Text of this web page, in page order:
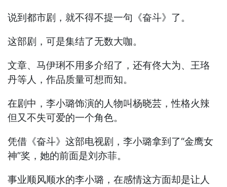
说到都市剧，就不得不提一句《奋斗》了。
这部剧，可是集结了无数大咖。
文章、马伊琍不用多介绍了，还有佟大为、王珞
丹等人，作品质量可想而知。
在剧中，李小璐饰演的人物叫杨晓芸，性格火辣
但又不失可爱的一个角色。
凭借《奋斗》这部电视剧，李小璐拿到了“金鹰女
神”奖，她的前面是刘亦菲。
事业顺风顺水的李小璐，在感情这方面却是让人